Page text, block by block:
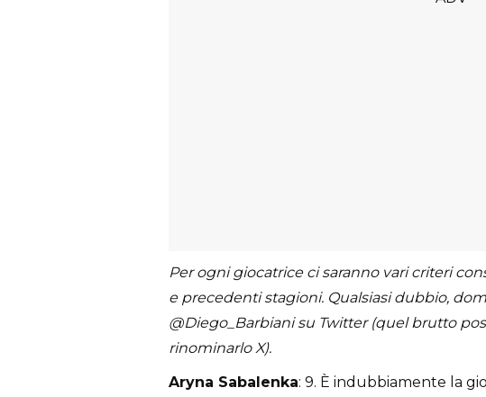
Per ogni giocatrice ci saranno vari criteri
e precedenti stagioni. Qualsiasi dubbio,
@Diego_Barbiani su Twitter (quel brutto
rinominarlo X).
Aryna Sabalenka: 9. È indubbiamente la